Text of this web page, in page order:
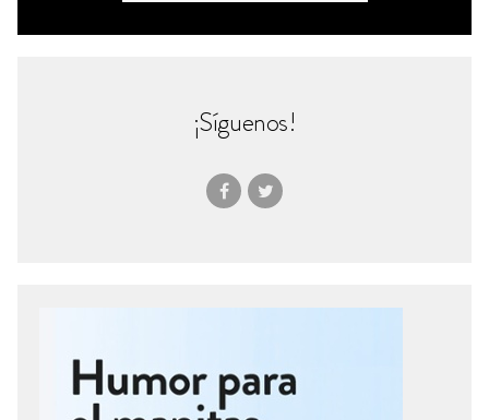
¡Síguenos!